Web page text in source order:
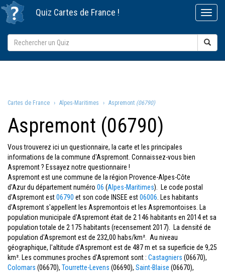
Quiz Cartes de France !
Cartes de France Alpes-Maritimes Aspremont (06790)
Aspremont (06790)
Vous trouverez ici un questionnaire, la carte et les principales
informations de la commune d'Aspremont. Connaissez-vous bien
Aspremont ? Essayez notre questionnaire !
Aspremont est une commune de la région Provence-Alpes-Côte
d'Azur du département numéro 06 (Alpes-Maritimes). Le code postal
d'Aspremont est06790 et son code INSEE est06006 . Les habitants
d'Aspremont s'appellent les Aspremontois et les Aspremontoises. La
population municipale d'Aspremont était de 2 146 habitants en 2014 et sa
population totale de 2 175 habitants (recensement 2017). La densité de
population d'Aspremont est de 232,00 habs/km². Au niveau
géographique, l'altitude d'Aspremont est de 487 m et sa superficie de 9,25
km². Les communes proches d'Aspremont sont : Castagniers (06670),
Colomars (06670), Tourrette-Levens (06690), Saint-Blaise (06670),